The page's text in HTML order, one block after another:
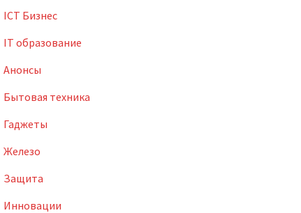
ICT Бизнес
IT образование
Анонсы
Бытовая техника
Гаджеты
Железо
Защита
Инновации